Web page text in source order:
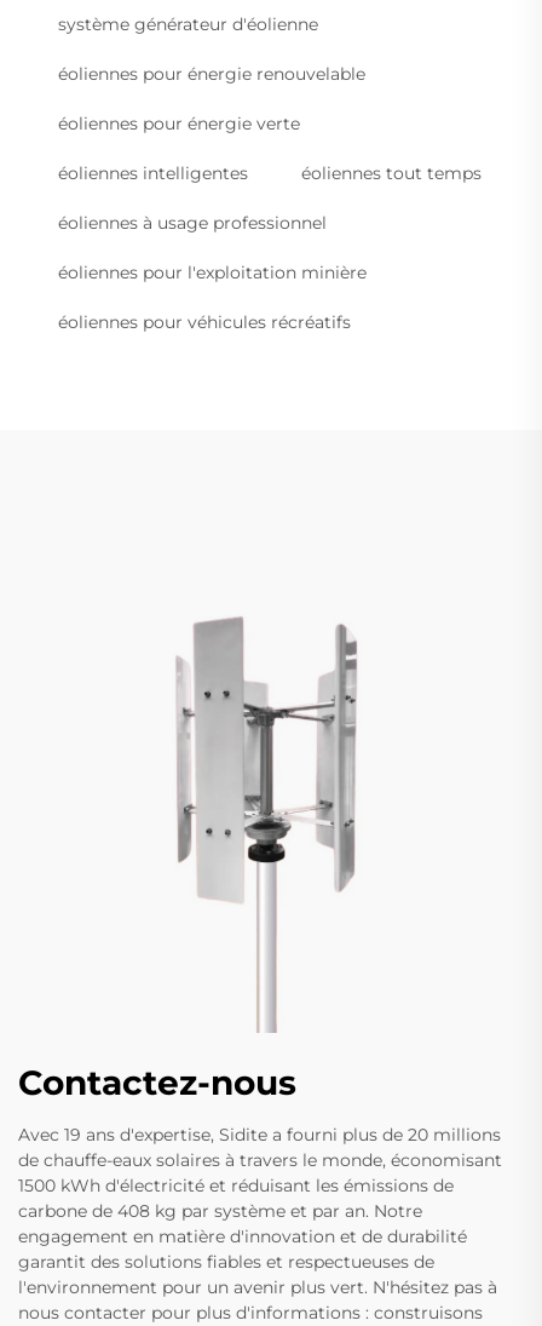
système générateur d'éolienne
éoliennes pour énergie renouvelable
éoliennes pour énergie verte
éoliennes intelligentes éoliennes tout temps
éoliennes à usage professionnel
éoliennes pour l'exploitation minière
éoliennes pour véhicules récréatifs
Contactez-nous
Avec 19 ans d'expertise, Sidite a fourni plus de 20 millions
de chauffe-eaux solaires à travers le monde, économisant
1500 kWh d'électricité et réduisant les émissions de
carbone de 408 kg par système et par an. Notre
engagement en matière d'innovation et de durabilité
garantit des solutions fiables et respectueuses de
l'environnement pour un avenir plus vert. N'hésitez pas à
nous contacter pour plus d'informations : construisons